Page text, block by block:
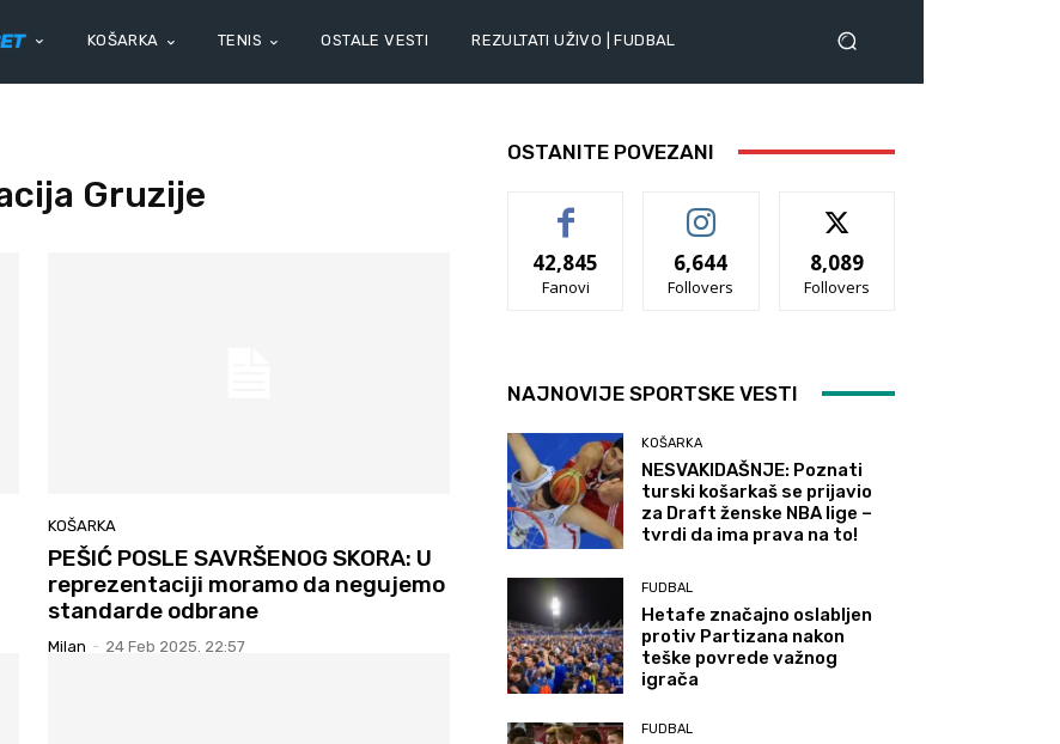
KOŠARKA TENIS OSTALE VESTI REZULTATI UŽIVO | FUDBAL
Gruzije
KOŠARKA
PEŠIĆ POSLE SAVRŠENOG SKORA: U
reprezentaciji moramo da negujemo
standarde odbrane
Milan - 24 Feb 2025. 22:57
OSTANITE POVEZANI
42,845
Fanovi
6,644
Follovers
8,089
Follovers
NAJNOVIJE SPORTSKE VESTI
KOŠARKA
NESVAKIDAŠNJE: Poznati
turski košarkaš se prijavio
za Draft ženske NBA lige –
tvrdi da ima prava na to!
FUDBAL
Hetafe značajno oslabljen
protiv Partizana nakon
teške povrede važnog
igrača
FUDBAL